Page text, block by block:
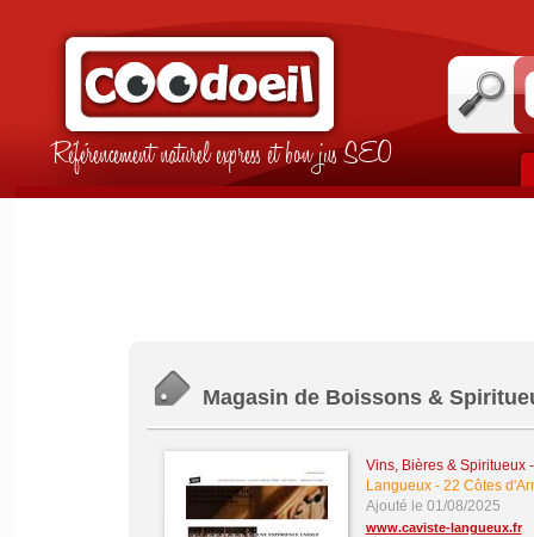
Référencement naturel express et bon jus SEO
Magasin de Boissons &
Vins, Bières & Spiritueux
Langueux- 22 Côtes
Ajouté le 01/08/2025
www.caviste-langueux.fr